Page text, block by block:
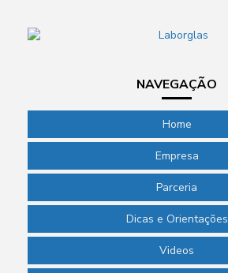
NAVEGAÇÃO
Home
Empresa
Parceria
Dicas e Orientações
Videos